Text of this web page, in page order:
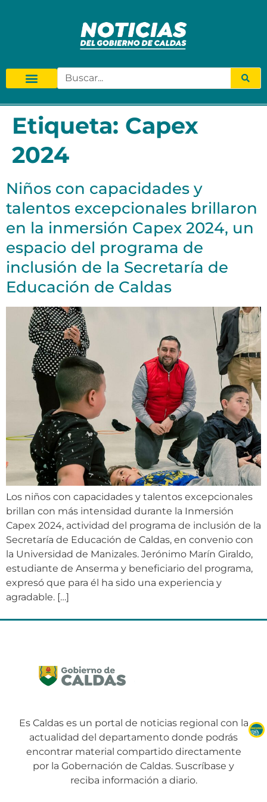
Etiqueta: Capex
2024
Niños con capacidades y
talentos excepcionales brillaron
en la inmersión Capex 2024, un
espacio del programa de
inclusión de la Secretaría de
Educación de Caldas
Los niños con capacidades y talentos excepcionales
brillan con más intensidad durante la Inmersión
Capex 2024, actividad del programa de inclusión de la
Secretaría de Educación de Caldas, en convenio con
la Universidad de Manizales. Jerónimo Marín Giraldo,
estudiante de Anserma y beneficiario del programa,
expresó que para él ha sido una experiencia y
agradable. […]
Es Caldas es un portal de noticias regional con la
actualidad del departamento donde podrás
encontrar material compartido directamente
por la Gobernación de Caldas. Suscríbase y
reciba información a diario.